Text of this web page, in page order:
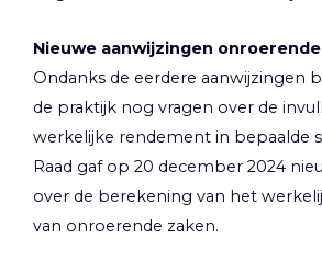
Nieuwe aanwijzingen
Ondanks de eerdere aanwijzingen
de praktijk nog vragen over de
werkelijke rendement in bepaalde
Raad gaf op 20 december 2024
over de berekening van het
van onroerende zaken.